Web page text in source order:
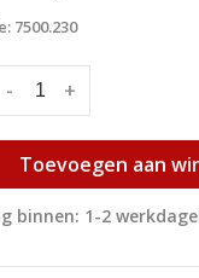
7500.230
+
-
Toevoegen aan
binnen: 1-2